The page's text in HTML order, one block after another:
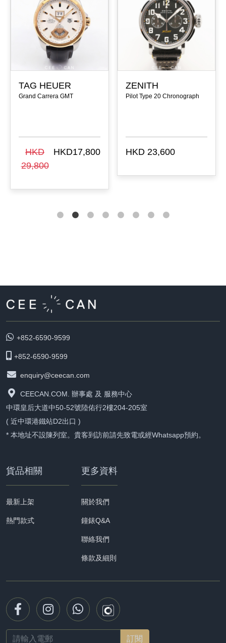
TAG HEUER
Grand Carrera GMT
HKD
29,800
HKD17,800
ZENITH
Pilot Type 20 Chronograph
HKD 23,600
+852-6590-9599
+852-6590-9599
enquiry@ceecan.com
CEECAN.COM. 辦事處 及 服務中心
中環皇后大道中50-52號陸佑行2樓204-205室
( 近中環港鐵站D2出口 )
* 本地址不設陳列室。貴客到訪前請先致電或經Whatsapp預約。
貨品相關
最新上架
熱門款式
更多資料
關於我們
鐘錶Q&A
聯絡我們
條款及細則
Email